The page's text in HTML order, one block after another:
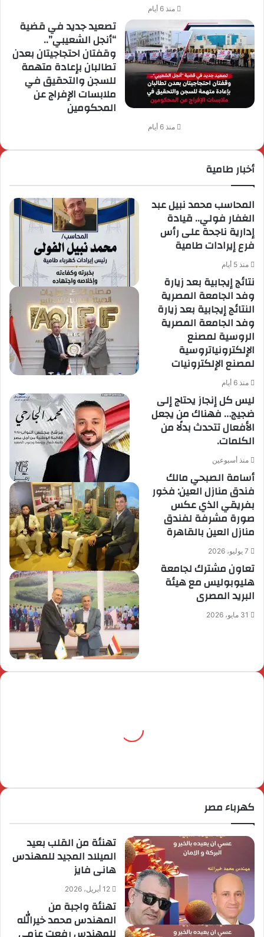
منذ 6 أيام
تصعيد جديد في قضية
“أنجل الشعيبي”..
وقفتان احتجاجيتان بعدن
تطالبان بإعادة متهمة
للسجن والتحقيق في
ملابسات الإفراج عن
المحكومين
منذ 6 أيام
أخبار طامية
المحاسب محمد نبيل عبد
الغفار فولي.. قيادة
إدارية ناجحة على رأس
فرع إيرادات طامية
منذ 5 أيام
نتائج إيجابية بعد زيارة
وفد الجامعة المصرية
النتائج إيجابية بعد زيارة
وفد الجامعة المصرية
الروسية لمصنع
الإلكترونياتروسية
لمصنع الإلكترونيات
منذ 6 أيام
ليس كل إنجاز يحتاج إلى
ضجيج… فهناك من يجعل
الأفعال تتحدث بدلًا من
الكلمات.
منذ أسبوعين
أسامة الصبحي مالك
فندق منازل العين: فخور
بفريقي الذي عكس
صورة مشرفة لفندق
منازل العين بالقاهرة
7 يوليو، 2026
تعاون مشترك لجامعة
هليوبوليس مع هيئة
البريد المصرى
31 مايو، 2026
كهرباء مصر
تهنئة من القلب بعيد
الميلاد المجيد للمهندس
هانى فايز
12 أبريل، 2026
تهنئة واجبة من
المهندس محمد خيرالله